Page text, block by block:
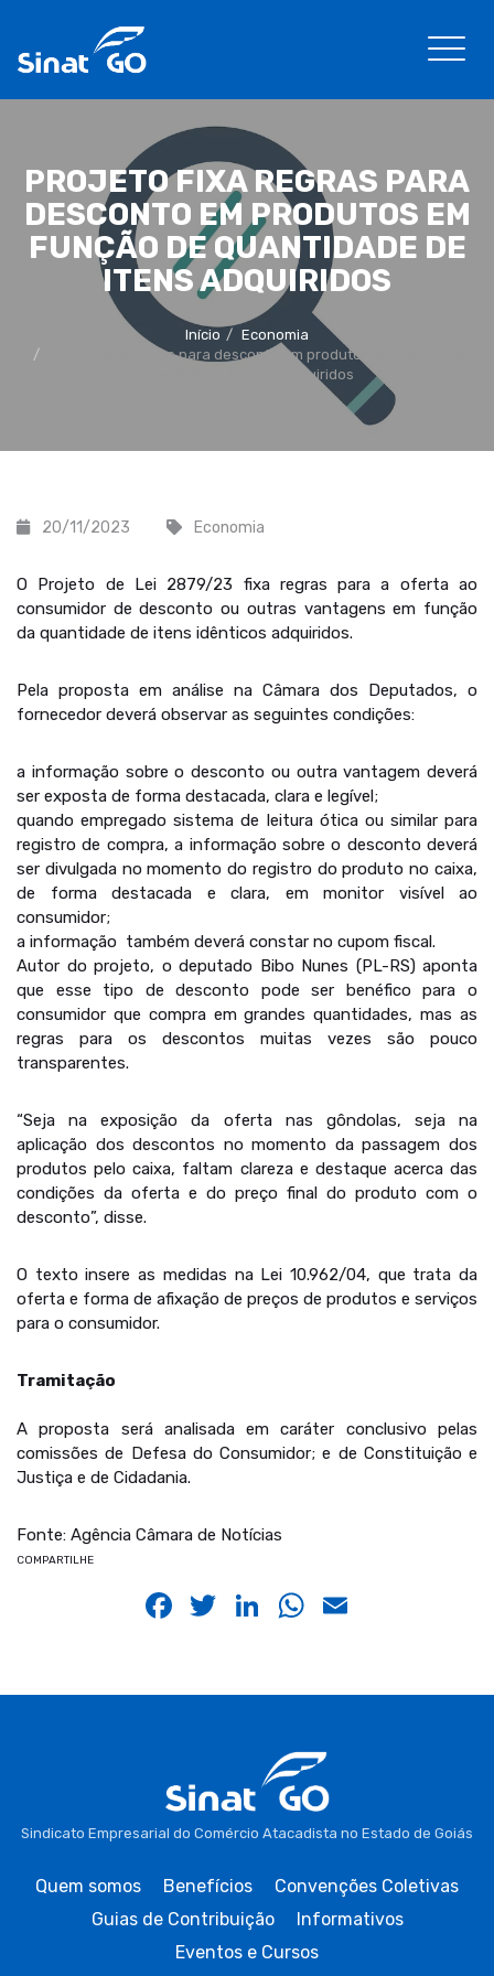
PROJETO FIXA REGRAS PARA
DESCONTO EM PRODUTOS EM
FUNÇÃO DE QUANTIDADE DE
ITENS ADQUIRIDOS
Início
Economia
Projeto fixa regras para desconto em produtos em função de
quantidade de itens adquiridos
20/11/2023 Economia
O Projeto de Lei 2879/23 fixa regras para a oferta ao
consumidor de desconto ou outras vantagens em função
da quantidade de itens idênticos adquiridos.
Pela proposta em análise na Câmara dos Deputados, o
fornecedor deverá observar as seguintes condições:
a informação sobre o desconto ou outra vantagem deverá
ser exposta de forma destacada, clara e legível;
quando empregado sistema de leitura ótica ou similar para
registro de compra, a informação sobre o desconto deverá
ser divulgada no momento do registro do produto no caixa,
de forma destacada e clara, em monitor visível ao
consumidor;
a informação também deverá constar no cupom fiscal.
Autor do projeto, o deputado Bibo Nunes (PL-RS) aponta
que esse tipo de desconto pode ser benéfico para o
consumidor que compra em grandes quantidades, mas as
regras para os descontos muitas vezes são pouco
transparentes.
“Seja na exposição da oferta nas gôndolas, seja na
aplicação dos descontos no momento da passagem dos
produtos pelo caixa, faltam clareza e destaque acerca das
condições da oferta e do preço final do produto com o
desconto”, disse.
O texto insere as medidas na Lei 10.962/04, que trata da
oferta e forma de afixação de preços de produtos e serviços
para o consumidor.
Tramitação
A proposta será analisada em caráter conclusivo pelas
comissões de Defesa do Consumidor; e de Constituição e
Justiça e de Cidadania.
Fonte: Agência Câmara de Notícias
COMPARTILHE
Facebook
Twitter
LinkedIn
WhatsApp
Sindicato Empresarial do Comércio Atacadista no Estado de Goiás
Quem somos Benefícios
Convenções Coletivas
Guias de Contribuição
Informativos
Eventos e Cursos